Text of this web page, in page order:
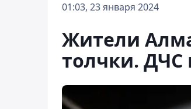
01:03, 23 января 2024
Жители
толчки. ДЧС